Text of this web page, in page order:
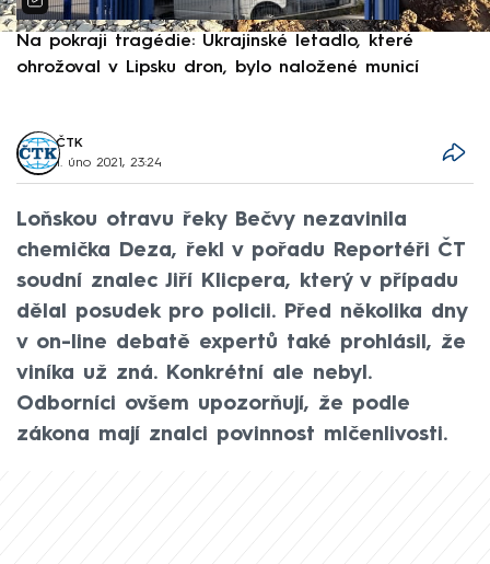
Na pokraji tragédie: Ukrajinské letadlo, které
ohrožoval v Lipsku dron, bylo naložené municí
ČTK
1. úno 2021, 23:24
Loňskou otravu řeky Bečvy nezavinila
chemička Deza, řekl v pořadu Reportéři ČT
soudní znalec Jiří Klicpera, který v případu
dělal posudek pro policii. Před několika dny
v on-line debatě expertů také prohlásil, že
viníka už zná. Konkrétní ale nebyl.
Odborníci ovšem upozorňují, že podle
zákona mají znalci povinnost mlčenlivosti.